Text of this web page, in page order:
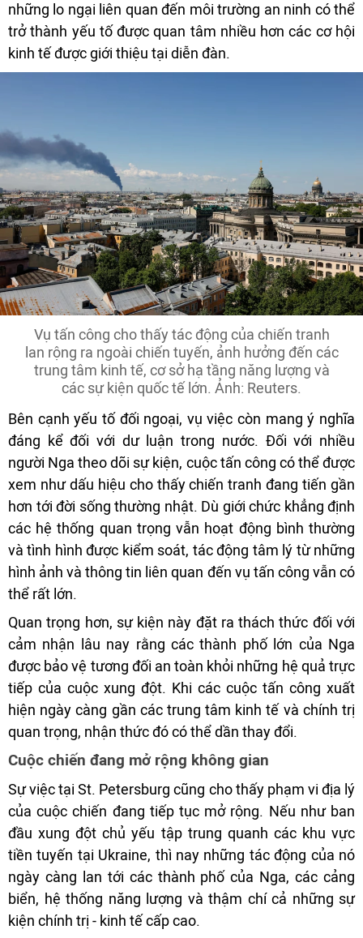
những lo ngại liên quan đến môi trường an ninh có thể
trở thành yếu tố được quan tâm nhiều hơn các cơ hội
kinh tế được giới thiệu tại diễn đàn.
Vụ tấn công cho thấy tác động của chiến tranh
lan rộng ra ngoài chiến tuyến, ảnh hưởng đến các
trung tâm kinh tế, cơ sở hạ tầng năng lượng và
các sự kiện quốc tế lớn. Ảnh: Reuters.
Bên cạnh yếu tố đối ngoại, vụ việc còn mang ý nghĩa
đáng kể đối với dư luận trong nước. Đối với nhiều
người Nga theo dõi sự kiện, cuộc tấn công có thể được
xem như dấu hiệu cho thấy chiến tranh đang tiến gần
hơn tới đời sống thường nhật. Dù giới chức khẳng định
các hệ thống quan trọng vẫn hoạt động bình thường
và tình hình được kiểm soát, tác động tâm lý từ những
hình ảnh và thông tin liên quan đến vụ tấn công vẫn có
thể rất lớn.
Quan trọng hơn, sự kiện này đặt ra thách thức đối với
cảm nhận lâu nay rằng các thành phố lớn của Nga
được bảo vệ tương đối an toàn khỏi những hệ quả trực
tiếp của cuộc xung đột. Khi các cuộc tấn công xuất
hiện ngày càng gần các trung tâm kinh tế và chính trị
quan trọng, nhận thức đó có thể dần thay đổi.
Cuộc chiến đang mở rộng không gian
Sự việc tại St. Petersburg cũng cho thấy phạm vi địa lý
của cuộc chiến đang tiếp tục mở rộng. Nếu như ban
đầu xung đột chủ yếu tập trung quanh các khu vực
tiền tuyến tại Ukraine, thì nay những tác động của nó
ngày càng lan tới các thành phố của Nga, các cảng
biển, hệ thống năng lượng và thậm chí cả những sự
kiện chính trị - kinh tế cấp cao.